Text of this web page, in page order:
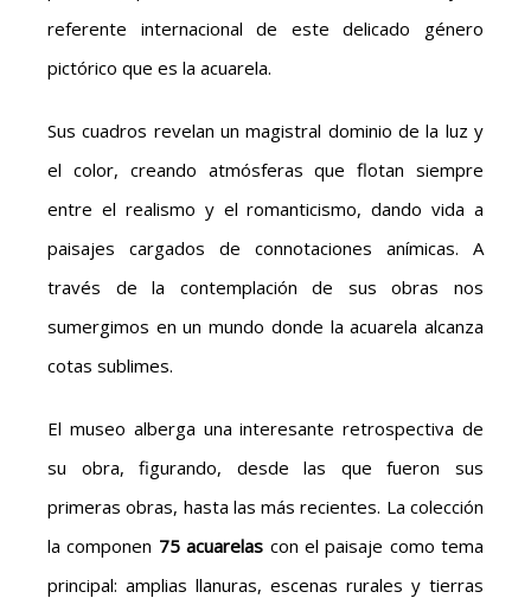
referente internacional de este delicado género
pictórico que es la acuarela.
Sus cuadros revelan un magistral dominio de la luz y
el color, creando atmósferas que flotan siempre
entre el realismo y el romanticismo, dando vida a
paisajes cargados de connotaciones anímicas. A
través de la contemplación de sus obras nos
sumergimos en un mundo donde la acuarela alcanza
cotas sublimes.
El museo alberga una interesante retrospectiva de
su obra, figurando, desde las que fueron sus
primeras obras, hasta las más recientes. La colección
la componen 75 acuarelas con el paisaje como tema
principal: amplias llanuras, escenas rurales y tierras